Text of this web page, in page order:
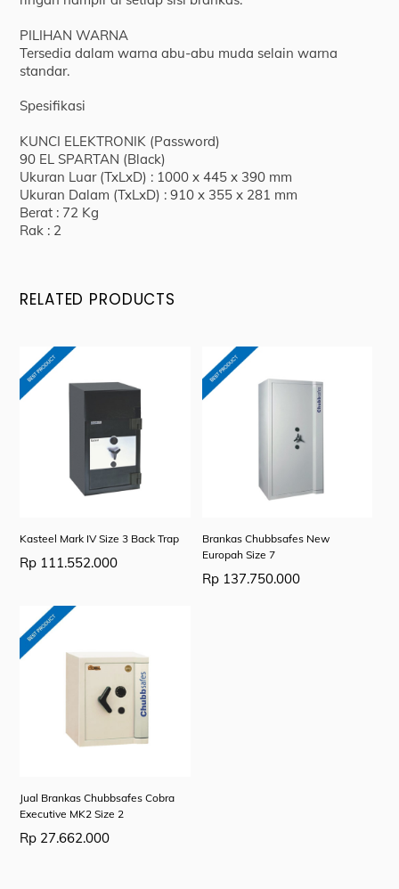
PILIHAN WARNA
Tersedia dalam warna abu-abu muda selain warna
standar.
Spesifikasi
KUNCI ELEKTRONIK (Password)
90 EL SPARTAN (Black)
Ukuran Luar (TxLxD) : 1000 x 445 x 390 mm
Ukuran Dalam (TxLxD) : 910 x 355 x 281 mm
Berat : 72 Kg
Rak : 2
RELATED PRODUCTS
Kasteel Mark IV Size 3 Back Trap
Rp 111.552.000
Brankas Chubbsafes New
Europah Size 7
Rp137.750.000
Jual Brankas Chubbsafes Cobra
Executive MK2 Size 2
Rp 27.662.000